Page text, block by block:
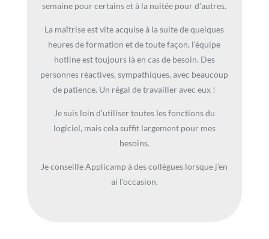
semaine pour certains et à la nuitée pour d’autres.
La maîtrise est vite acquise à la suite de quelques
heures de formation et de toute façon, l’équipe
hotline est toujours là en cas de besoin. Des
personnes réactives, sympathiques, avec beaucoup
de patience. Un régal de travailler avec eux !
Je suis loin d’utiliser toutes les fonctions du
logiciel, mais cela suffit largement pour mes
besoins.
Je conseille Applicamp à des collègues lorsque j’en
ai l’occasion.